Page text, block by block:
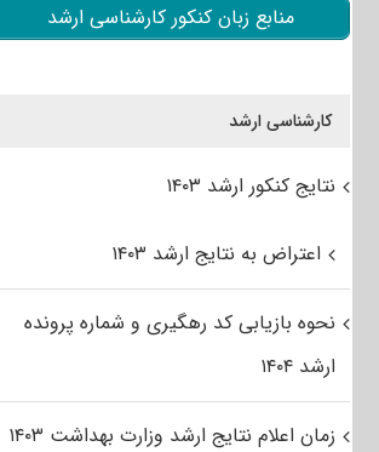
منابع زبان کنکور کارشناسی ارشد
کارشناسی ارشد
نتایج کنکور ارشد ۱۴۰۳
اعتراض به نتایج ارشد ۱۴۰۳
نحوه بازیابی کد رهگیری و شماره پرونده
ارشد ۱۴۰۴
زمان اعلام نتایج ارشد وزارت بهداشت ۱۴۰۳